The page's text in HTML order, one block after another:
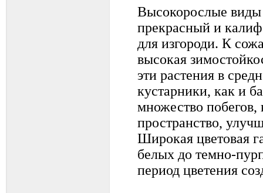
Высокорослые виды
прекрасный и
для изгороди. К
высокая
эти растения в
кустарники, как и
множество
пространство,
Широкая цветовая
белых до темно-
период цветения